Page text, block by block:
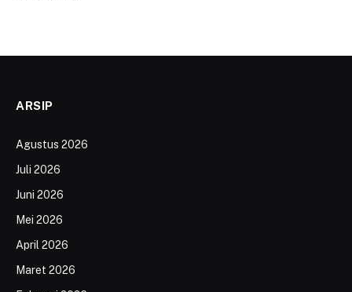
ARSIP
Agustus 2026
Juli 2026
Juni 2026
Mei 2026
April 2026
Maret 2026